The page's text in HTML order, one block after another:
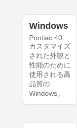
Windows
Pontiac 40
カスタマイズ
された外観と
性能のために
使用される高
品質の
Windows。